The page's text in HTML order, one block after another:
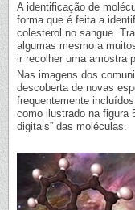
A identificação de
forma que é feita a
colesterol no sangue.
algumas mesmo a
ir recolher uma amostra
Nas imagens dos
descoberta de novas
frequentemente
como ilustrado na figura
digitais” das moléculas.